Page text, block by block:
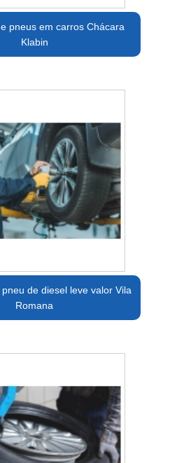
pneus em carros Chácara
Klabin
de diesel leve valor Vila
Romana